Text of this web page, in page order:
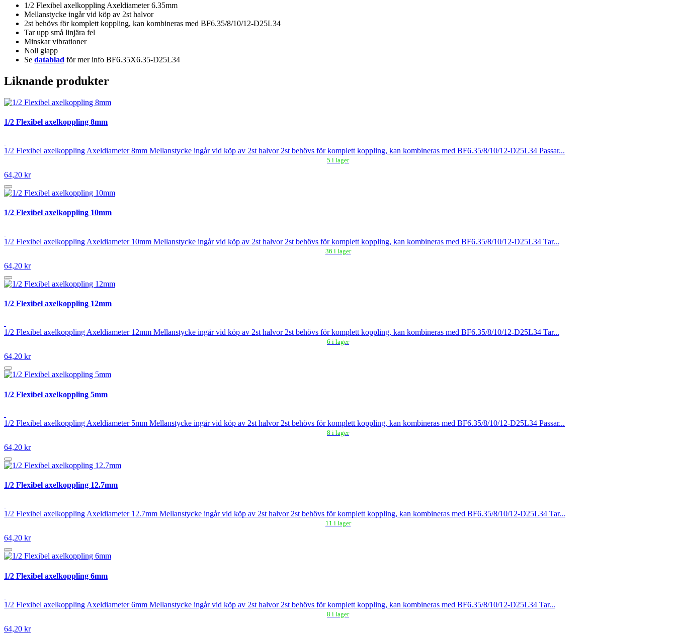
1/2 Flexibel axelkoppling Axeldiameter 6.35mm
Mellanstycke ingår vid köp av 2st halvor
2st behövs för komplett koppling, kan kombineras med BF6.35/8/10/12-D25L34
Tar upp små linjära fel
Minskar vibrationer
Noll glapp
Se datablad för mer info BF6.35X6.35-D25L34
Liknande produkter
1/2 Flexibel axelkoppling 8mm
1/2 Flexibel axelkoppling Axeldiameter 8mm Mellanstycke ingår vid köp av 2st halvor 2st behövs för komplett koppling, kan kombineras med BF6.35/8/10/12-D25L34 Passar...
5 i lager
64,20 kr
1/2 Flexibel axelkoppling 10mm
1/2 Flexibel axelkoppling Axeldiameter 10mm Mellanstycke ingår vid köp av 2st halvor 2st behövs för komplett koppling, kan kombineras med BF6.35/8/10/12-D25L34 Tar...
36 i lager
64,20 kr
1/2 Flexibel axelkoppling 12mm
1/2 Flexibel axelkoppling Axeldiameter 12mm Mellanstycke ingår vid köp av 2st halvor 2st behövs för komplett koppling, kan kombineras med BF6.35/8/10/12-D25L34 Tar...
6 i lager
64,20 kr
1/2 Flexibel axelkoppling 5mm
1/2 Flexibel axelkoppling Axeldiameter 5mm Mellanstycke ingår vid köp av 2st halvor 2st behövs för komplett koppling, kan kombineras med BF6.35/8/10/12-D25L34 Passar...
8 i lager
64,20 kr
1/2 Flexibel axelkoppling 12.7mm
1/2 Flexibel axelkoppling Axeldiameter 12.7mm Mellanstycke ingår vid köp av 2st halvor 2st behövs för komplett koppling, kan kombineras med BF6.35/8/10/12-D25L34 Tar...
11 i lager
64,20 kr
1/2 Flexibel axelkoppling 6mm
1/2 Flexibel axelkoppling Axeldiameter 6mm Mellanstycke ingår vid köp av 2st halvor 2st behövs för komplett koppling, kan kombineras med BF6.35/8/10/12-D25L34 Tar...
8 i lager
64,20 kr